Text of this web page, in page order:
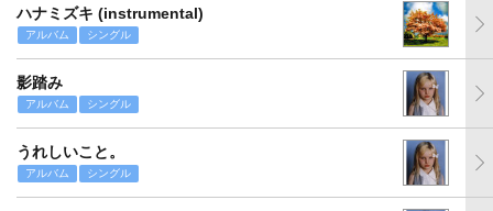
ハナミズキ (instrumental)
アルバム シングル
影踏み
アルバム シングル
うれしいこと。
アルバム シングル